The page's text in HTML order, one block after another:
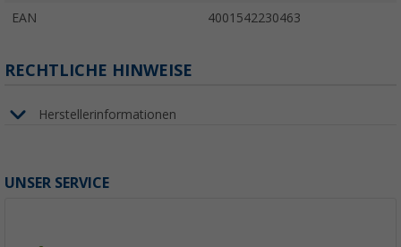
EAN 4001542230463
RECHTLICHE HINWEISE
Herstellerinformationen
UNSER SERVICE